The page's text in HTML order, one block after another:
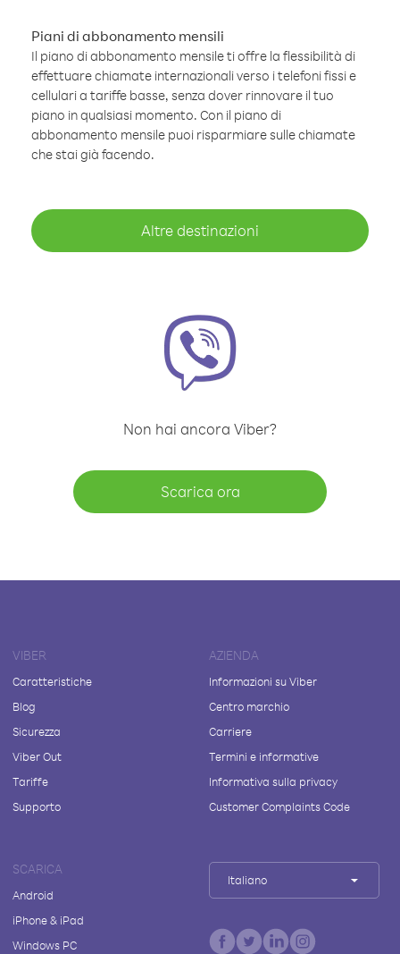
Piani di abbonamento mensili
Il piano di abbonamento mensile ti offre la flessibilità di
effettuare chiamate internazionali verso i telefoni fissi e
cellulari a tariffe basse, senza dover rinnovare il tuo
piano in qualsiasi momento. Con il piano di
abbonamento mensile puoi risparmiare sulle chiamate
che stai già facendo.
Altre destinazioni
Non hai ancora Viber?
Scarica ora
VIBER
Caratteristiche
Blog
Sicurezza
Viber Out
Tariffe
Supporto
AZIENDA
Informazioni su Viber
Centro marchio
Carriere
Termini e informative
Informativa sulla privacy
Customer Complaints Code
SCARICA
Android
iPhone & iPad
Windows PC
Italiano